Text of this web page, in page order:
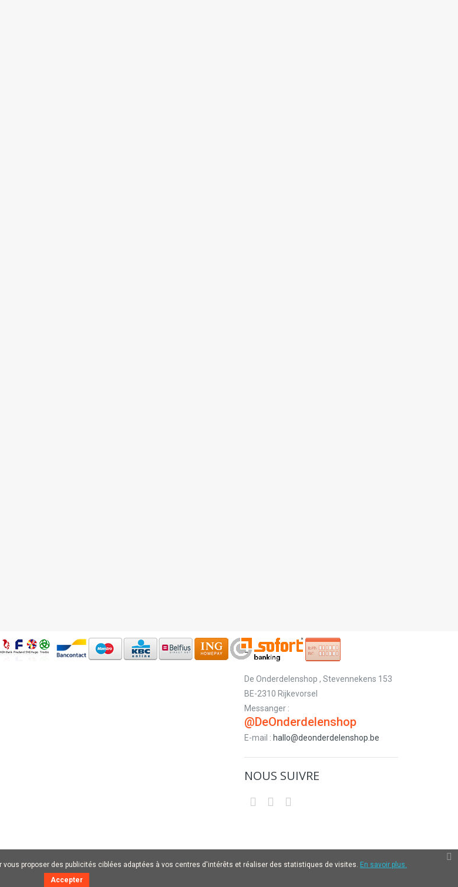
-
De Onderdelenshop , Stevennekens 153
BE-2310 Rijkevorsel
Messanger :
@DeOnderdelenshop
E-mail : hallo@deonderdelenshop.be
NOUS SUIVRE
proposer des publicités ciblées adaptées à vos centres d'intérêts et réaliser des statistiques de visites. En savoir plus.
Accepter